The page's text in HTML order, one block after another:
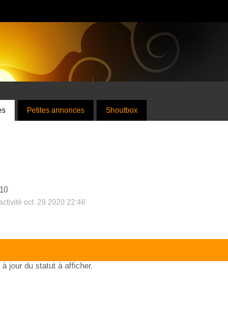
Petites annonces Shoutbox
oct. 29 2020 22:46
à jour du statut à afficher.